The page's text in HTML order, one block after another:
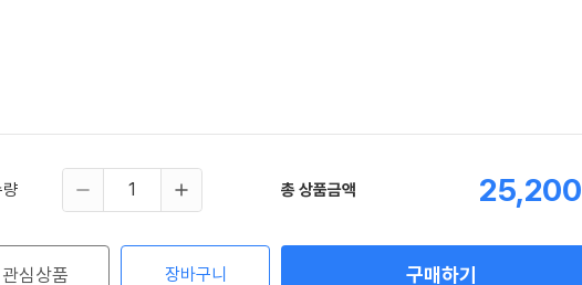
량 총 상품금액 25,200
관심상품 장바구니 구매하기